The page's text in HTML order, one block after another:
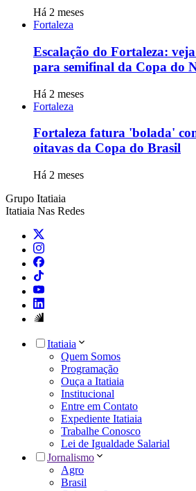
Há 2 meses
Fortaleza
Escalação do Fortaleza:
para semifinal da Copa do
Há 2 meses
Fortaleza
Fortaleza fatura 'bolada'
oitavas da Copa do Brasil
Há 2 meses
Grupo Itatiaia
Itatiaia Nas Redes
Itatiaia
Quem Somos
Programação
Ouça a Itatiaia
Institucional
Entre em Contato
Expediente Itatiaia
Trabalhe Conosco
Lei de Igualdade Salarial
Jornalismo
Agro
Brasil